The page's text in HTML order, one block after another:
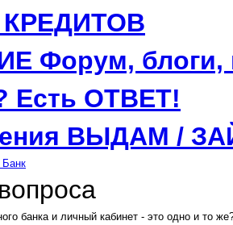
КРЕДИТОВ
Форум, блоги,
Есть ОТВЕТ!
ВЫДАМ /
Банк
банка и личный кабинет - это одно и то